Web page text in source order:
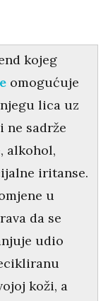
kojeg
omogućuje
lica uz
ne sadrže
alkohol,
iritanse.
u
da se
udio
koži, a